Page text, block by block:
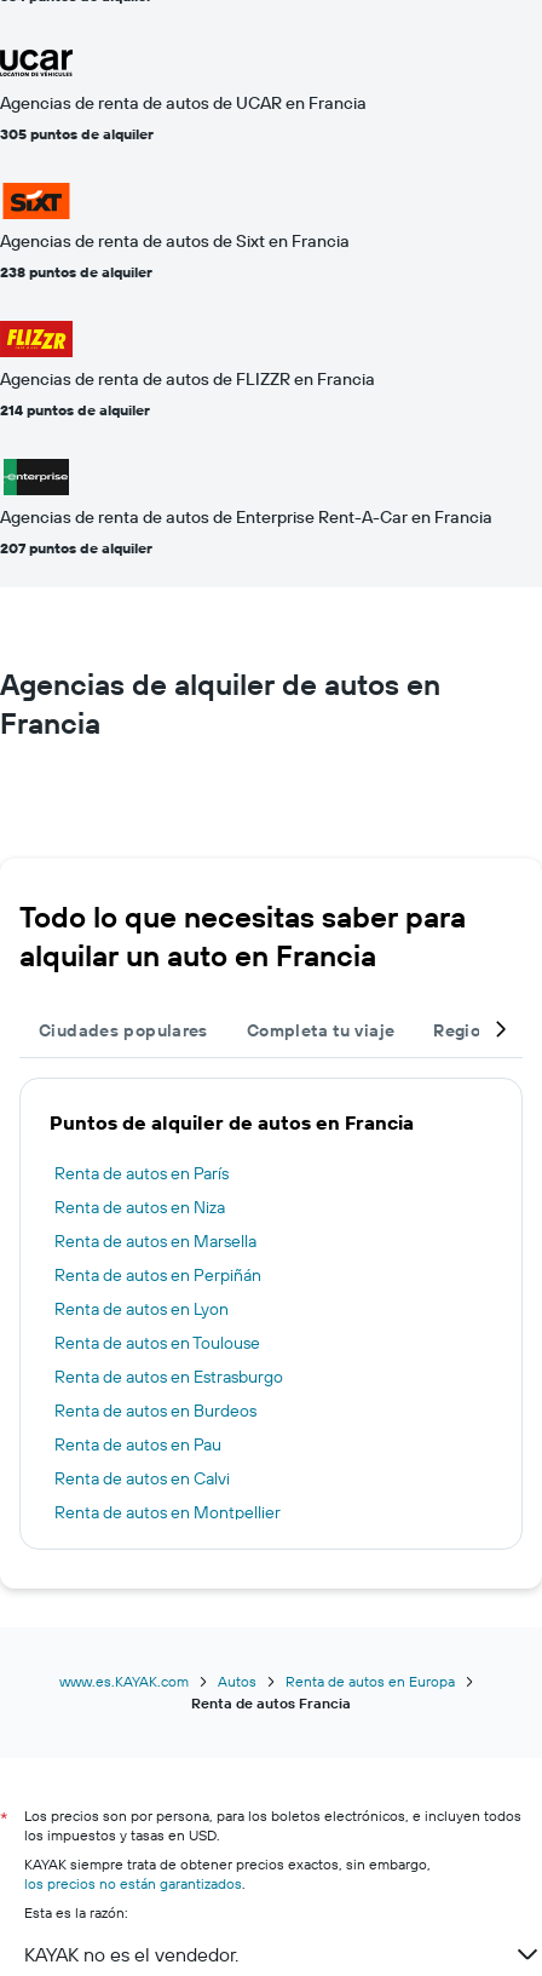
Agencias de renta de autos de UCAR en Francia
305 puntos de alquiler
Agencias de renta de autos de Sixt en Francia
238 puntos de alquiler
Agencias de renta de autos de FLIZZR en Francia
214 puntos de alquiler
Agencias de renta de autos de Enterprise Rent-A-Car en Francia
207 puntos de alquiler
Agencias de alquiler de autos en
Francia
Todo lo que necesitas saber para
alquilar un auto en Francia
Ciudades populares Completa tu viaje Regiones
Puntos de alquiler de autos en Francia
Renta de autos en París
Renta de autos en Niza
Renta de autos en Marsella
Renta de autos en Perpiñán
Renta de autos en Lyon
Renta de autos en Toulouse
Renta de autos en Estrasburgo
Renta de autos en Burdeos
Renta de autos en Pau
Renta de autos en Calvi
Renta de autos en Montpellier
Renta de autos en Biarriz
Renta de autos en Caen
Renta de autos en Nantes
Renta de autos en Playas del desembarco
Renta de autos en La Defense
Renta de autos en Valle del Loira
Renta de autos en Lago de Annecy
www.es.KAYAK.com Autos
Renta de autos en Europa
Renta de autos Francia
*
Los precios son por persona, para los boletos electrónicos, e incluyen todos
los impuestos y tasas en USD.
KAYAK siempre trata de obtener precios exactos, sin embargo,
los precios no están garantizados
Esta es la razón:
KAYAK no es el vendedor.